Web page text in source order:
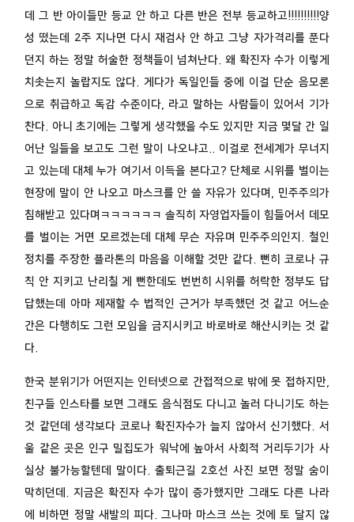
데 그 반 아이들만 등교 안 하고 다른 반은 전부 등교하고!!!!!!!!!!양
성 떴는데 2주 지나면 다시 재검사 안 하고 그냥 자가격리를 푼다
던지 하는 정말 허술한 정책들이 넘쳐난다. 왜 확진자 수가 이렇게
치솟는지 놀랍지도 않다. 게다가 독일인들 중에 이걸 단순 음모론
으로 취급하고 독감 수준이다, 라고 말하는 사람들이 있어서 기가
찬다. 아니 초기에는 그렇게 생각했을 수도 있지만 지금 몇달 간 일
어난 일들을 보고도 그런 말이 나오냐고.. 이걸로 전세계가 무너지
고 있는데 대체 누가 여기서 이득을 본다고? 단체로 시위를 벌이는
현장에 말이 안 나오고 마스크를 안 쓸 자유가 있다며, 민주주의가
침해받고 있다며ㅋㅋㅋㅋㅋㅋ 솔직히 자영업자들이 힘들어서 데모
를 벌이는 거면 모르겠는데 대체 무슨 자유며 민주주의인지. 철인
정치를 주장한 플라톤의 마음을 이해할 것만 같다. 뻔히 코로나 규
칙 안 지키고 난리칠 게 뻔한데도 번번히 시위를 허락한 정부도 답
답했는데 아마 제재할 수 법적인 근거가 부족했던 것 같고 어느순
간은 다행히도 그런 모임을 금지시키고 바로바로 해산시키는 것 같
다.
한국 분위기가 어떤지는 인터넷으로 간접적으로 밖에 못 접하지만,
친구들 인스타를 보면 그래도 음식점도 다니고 놀러 다니기도 하는
것 같던데 생각보다 코로나 확진자수가 늘지 않아서 신기했다. 서
울 같은 곳은 인구 밀집도가 워낙에 높아서 사회적 거리두기가 사
실상 불가능할텐데 말이다. 출퇴근길 2호선 사진 보면 정말 숨이
막히던데. 지금은 확진자 수가 많이 증가했지만 그래도 다른 나라
에 비하면 정말 새발의 피다. 그나마 마스크 쓰는 것에 토 달지 않